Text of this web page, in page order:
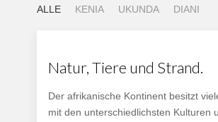
ALLE KENIA UKUNDA DIANI
Natur, Tiere und Strand.
Der afrikanische Kontinent besitzt
mit den unterschiedlichsten Kulturen